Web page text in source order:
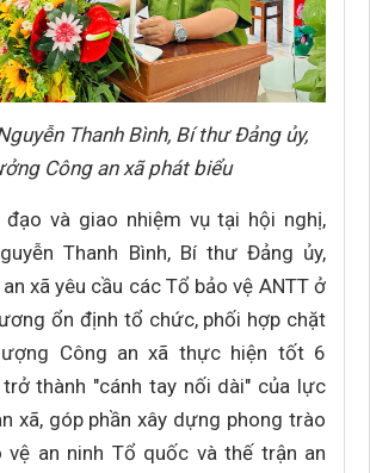
Thanh Bình, Bí thư Đảng ủy,
Công an xã phát biểu
đạo và giao nhiệm vụ tại hội nghị,
Thanh Bình, Bí thư Đảng ủy,
xã yêu cầu các Tổ bảo vệ ANTT ở
ổn định tổ chức, phối hợp chặt
Công an xã thực hiện tốt 6
thành "cánh tay nối dài" của lực
xã, góp phần xây dựng phong trào
vệ an ninh Tổ quốc và thế trận an